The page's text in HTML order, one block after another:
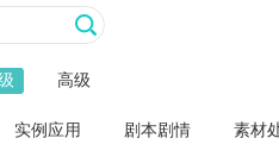
高级
实例应用 剧本剧情 素材